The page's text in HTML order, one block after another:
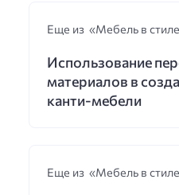
Еще из «Мебель в
Использование
материалов в
канти-мебели
Еще из «Мебель в